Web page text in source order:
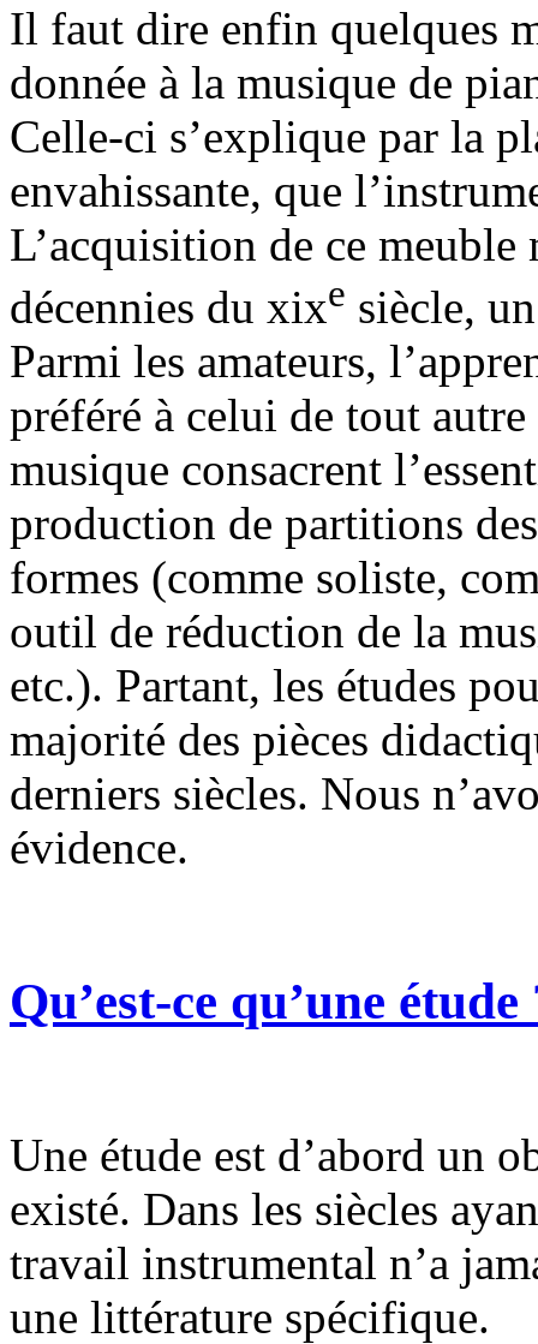
Il faut dire enfin quelques
donnée à la musique de
Celle-ci s’explique par la
envahissante, que
L’acquisition de ce meuble
décennies du xixe siècle,
Parmi les amateurs,
préféré à celui de tout
musique consacrent
production de partitions
formes (comme soliste,
outil de réduction de la
etc.). Partant, les études
majorité des pièces
derniers siècles. Nous
évidence.
Qu’est-ce qu’une étude
Une étude est d’abord un
existé. Dans les siècles
travail instrumental n’a
une littérature spécifique.